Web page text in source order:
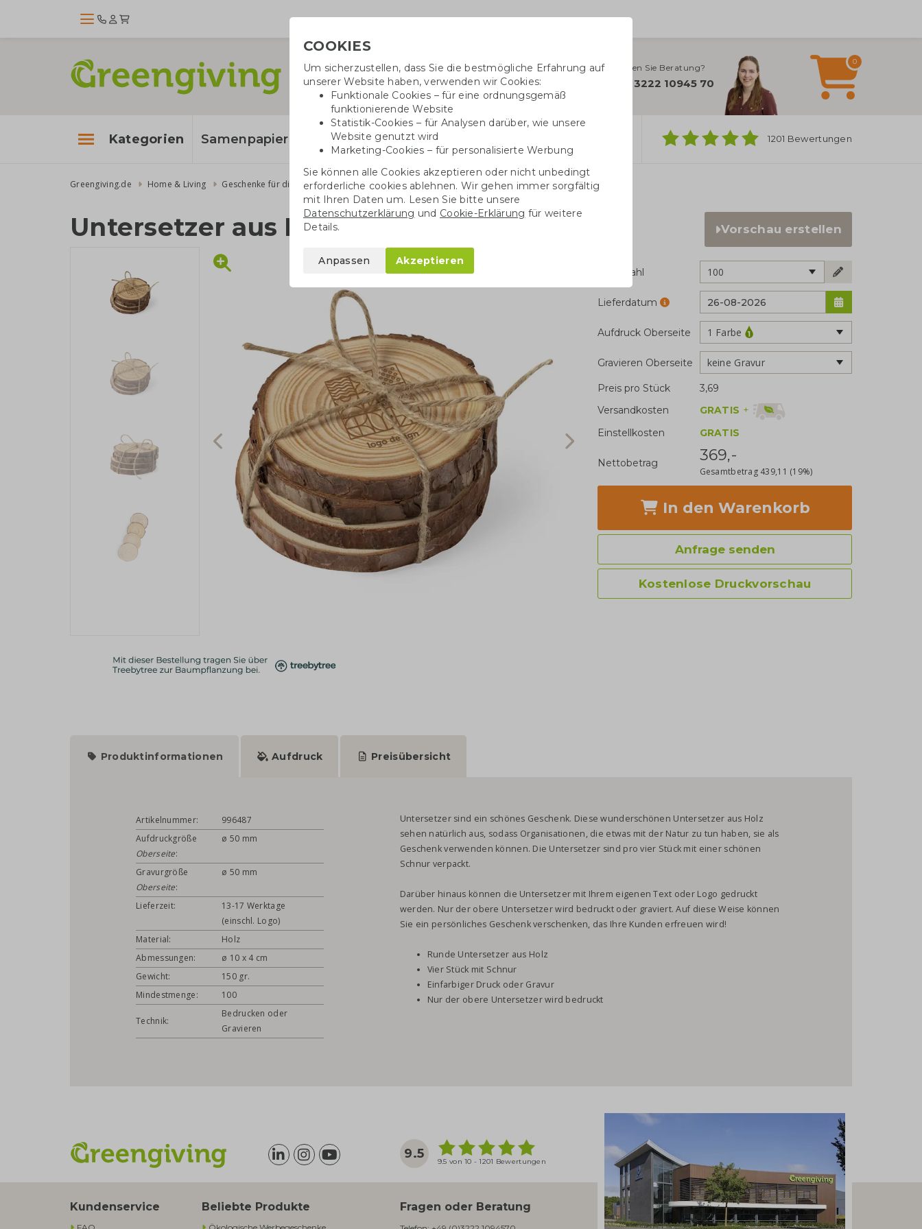
Benötigen Sie Beratung?
+49 3222 10945 70
0
Kategorien Samenpapier Baumwolltaschen 1201 Bewertungen
Greengiving.de Home & Living Geschenke für die Küche Diverse Küchenartikel Untersetzer aus Holz
Untersetzer aus Holz Vorschau erstellen
Stückzahl 100
Lieferdatum
Aufdruck Oberseite 1 Farbe
Gravieren Oberseite keine Gravur
Preis pro Stück
3,69
Versandkosten
GRATIS +
Einstellkosten
GRATIS
Nettobetrag 369,-
Gesamtbetrag 439,11 (19%)
In den Warenkorb
Anfrage senden
Kostenlose Druckvorschau
Produktinformationen Aufdruck Preisübersicht
Artikelnummer:
996487
Aufdruckgröße
Oberseite:
ø 50 mm
Gravurgröße
Oberseite:
ø 50 mm
Lieferzeit:
13-17 Werktage
(einschl. Logo)
Material:
Holz
Abmessungen:
ø 10 x 4 cm
Gewicht:
150 gr.
Mindestmenge:
100
Technik:
Bedrucken oder
Gravieren
Untersetzer sind ein schönes Geschenk. Diese wunderschönen Untersetzer aus Holz
sehen natürlich aus, sodass Organisationen, die etwas mit der Natur zu tun haben, sie als
Geschenk verwenden können. Die Untersetzer sind pro vier Stück mit einer schönen
Schnur verpackt.
Darüber hinaus können die Untersetzer mit Ihrem eigenen Text oder Logo gedruckt
werden. Nur der obere Untersetzer wird bedruckt oder graviert. Auf diese Weise können
Sie ein persönliches Geschenk verschenken, das Ihre Kunden erfreuen wird!
Runde Untersetzer aus Holz
Vier Stück mit Schnur
Einfarbiger Druck oder Gravur
Nur der obere Untersetzer wird bedruckt
9.5
9.5 von 10 - 1201 Bewertungen
Kundenservice Beliebte Produkte Fragen oder Beratung
COOKIES
Um sicherzustellen, dass Sie die bestmögliche Erfahrung auf
unserer Website haben, verwenden wir Cookies:
Funktionale Cookies – für eine ordnungsgemäß
funktionierende Website
Statistik-Cookies – für Analysen darüber, wie unsere
Website genutzt wird
Marketing-Cookies – für personalisierte Werbung
Sie können alle Cookies akzeptieren oder nicht unbedingt
erforderliche cookies ablehnen. Wir gehen immer sorgfältig
mit Ihren Daten um. Lesen Sie bitte unsere
Datenschutzerklärung und Cookie-Erklärung für weitere
Details.
Anpassen Akzeptieren